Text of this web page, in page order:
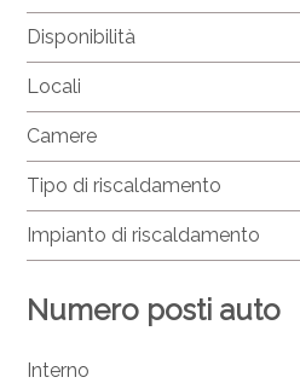
Disponibilità
Locali
Camere
Tipo di riscaldamento
Impianto di riscaldamento
Numero posti auto
Interno